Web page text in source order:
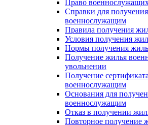
Право
Справки для
военнослужащим
Правила получения
Условия получения
Нормы получения
Получение жилья
увольнении
Получение
военнослужащим
Основания для
военнослужащим
Отказ в получении
Повторное получение